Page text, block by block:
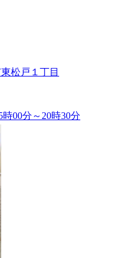
松戸１丁目
時00分～20時30分